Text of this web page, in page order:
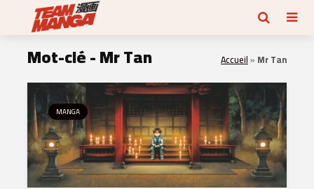
Mot-clé - Mr Tan Accueil» Mr Tan
MANGA